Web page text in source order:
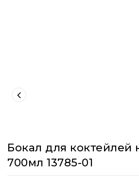
Бокал для коктейлей
700мл 13785-01